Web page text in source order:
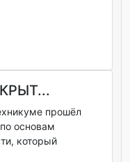
прошёл
основам
который